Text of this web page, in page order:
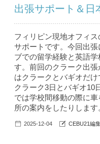
出張サポート＆日
フィリピン現地オフィ
サポートです。今回出
ブでの留学経験と英語
す。前回のクラーク出
はクラークとバギオだけ
クラーク3日とバギオ10
では学校間移動の際に
所の案内をしたりしま
2025-12-04 CEBU21編